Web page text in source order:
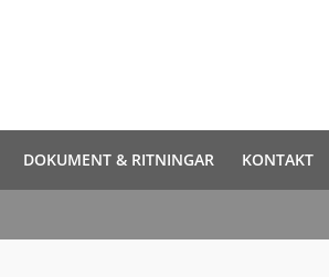
DOKUMENT & RITNINGAR KONTAKT